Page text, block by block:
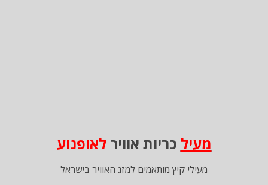
מעיל כריות אווירלאופנוע
מעילי קיץ מותאמים למזג האוויר בישראל